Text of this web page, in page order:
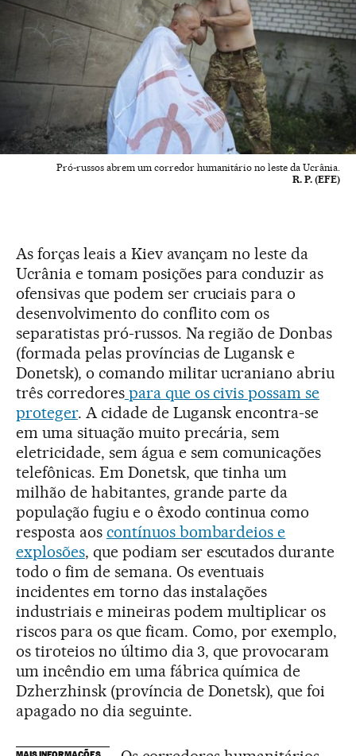
Pró-russos abrem um corredor humanitário no leste da Ucrânia.
R. P. (EFE)
As forças leais a Kiev avançam no leste da
Ucrânia e tomam posições para conduzir as
ofensivas que podem ser cruciais para o
desenvolvimento do conflito com os
separatistas pró-russos. Na região de Donbas
(formada pelas províncias de Lugansk e
Donetsk), o comando militar ucraniano abriu
três corredorespara que os civis possam se
proteger. A cidade de Lugansk encontra-se
em uma situação muito precária, sem
eletricidade, sem água e sem comunicações
telefônicas. Em Donetsk, que tinha um
milhão de habitantes, grande parte da
população fugiu e o êxodo continua como
resposta aos contínuos bombardeios e
explosões, que podiam ser escutados durante
todo o fim de semana. Os eventuais
incidentes em torno das instalações
industriais e mineiras podem multiplicar os
riscos para os que ficam. Como, por exemplo,
os tiroteios no último dia 3, que provocaram
um incêndio em uma fábrica química de
Dzherzhinsk (província de Donetsk), que foi
apagado no dia seguinte.